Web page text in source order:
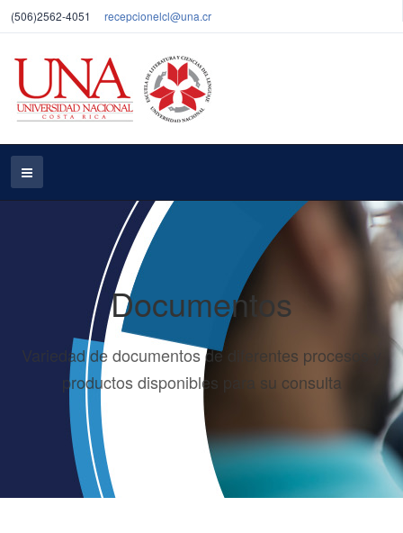
(506)2562-4051 recepcionelcl@una.cr
Documentos
Variedad de documentos de diferentes procesos y
productos disponibles para su consulta